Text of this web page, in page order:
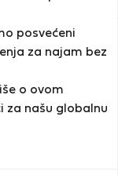
posvećeni
za najam bez
o ovom
za našu globalnu